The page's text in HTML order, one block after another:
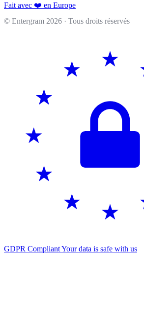
Fait avec ❤️ en Europe
© Entergram 2026 · Tous droits réservés
GDPR CompliantYour data is safe with us